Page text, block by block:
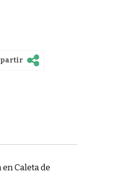
Caleta de